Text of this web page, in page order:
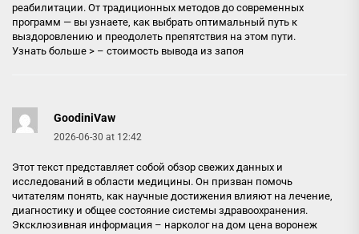
реабилитации. От традиционных методов до современных
программ — вы узнаете, как выбрать оптимальный путь к
выздоровлению и преодолеть препятствия на этом пути.
Узнать больше > – стоимость вывода из запоя
GoodiniVaw
2026-06-30 at 12:42
Этот текст представляет собой обзор свежих данных и
исследований в области медицины. Он призван помочь
читателям понять, как научные достижения влияют на лечение,
диагностику и общее состояние системы здравоохранения.
Эксклюзивная информация – нарколог на дом цена воронеж